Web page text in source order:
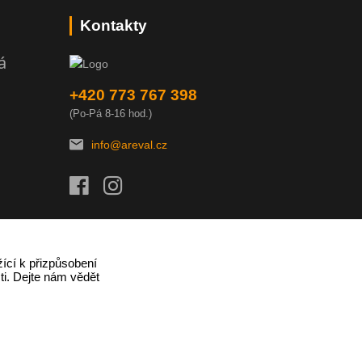
Kontakty
+420 773 767 398
(Po-Pá 8-16 hod.)
info@areval.cz
k přizpůsobení
Dejte nám vědět